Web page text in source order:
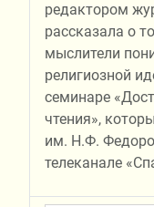
редактором
рассказала о
мыслители
религиозной
семинаре
чтения»,
им. Н.Ф.
телеканале